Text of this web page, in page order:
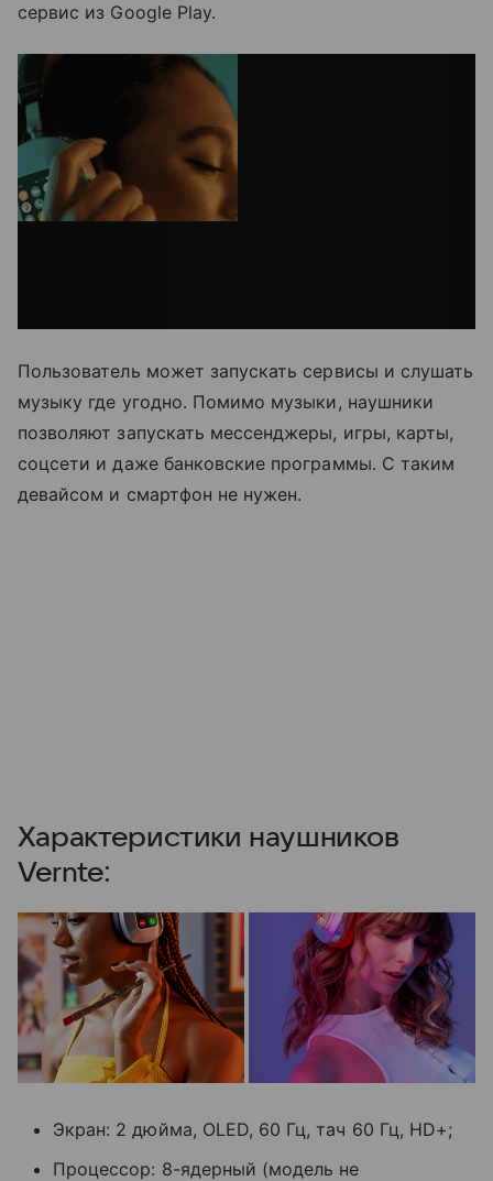
сервис из Google Play.
Пользователь может запускать сервисы и слушать
музыку где угодно. Помимо музыки, наушники
позволяют запускать мессенджеры, игры, карты,
соцсети и даже банковские программы. С таким
девайсом и смартфон не нужен.
Характеристики наушников
Vernte:
Экран: 2 дюйма, OLED, 60 Гц, тач 60 Гц, HD+;
Процессор: 8-ядерный (модель не